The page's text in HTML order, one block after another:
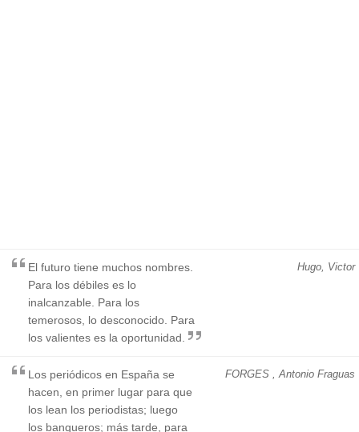
Hugo, Victor
El futuro tiene muchos nombres.
Para los débiles es lo
inalcanzable. Para los
temerosos, lo desconocido. Para
los valientes es la oportunidad.
FORGES , Antonio Fraguas
Los periódicos en España se
hacen, en primer lugar para que
los lean los periodistas; luego
los banqueros; más tarde, para